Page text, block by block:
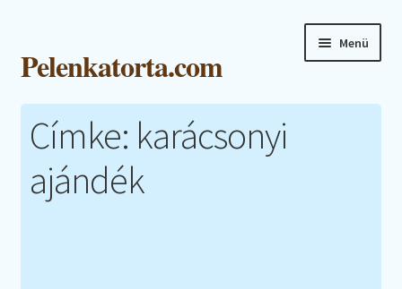
a
navigációhoz
a
tartalomba
Pelenkatorta.com
Menü
Főoldal
Webshop
Kapcsolat
Címke: karácsonyi
ajándék